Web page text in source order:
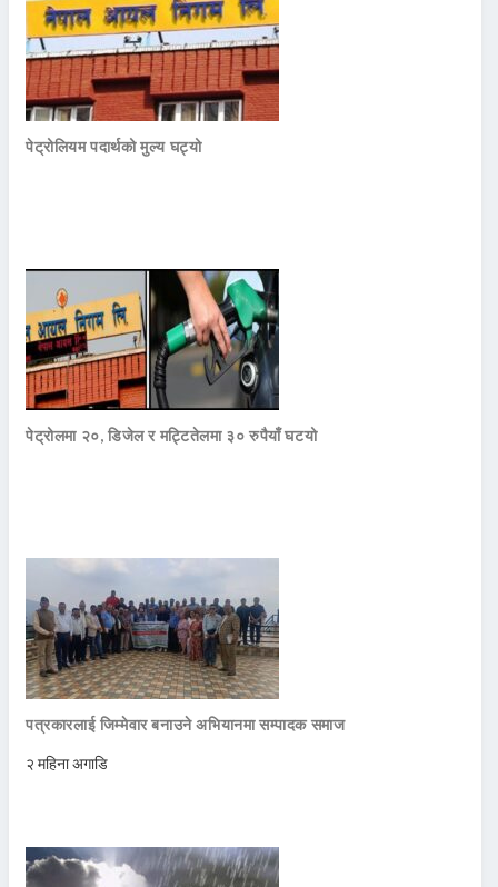
पेट्रोलियम पदार्थको मुल्य घट्यो
पेट्रोलमा २०, डिजेल र मट्टितेलमा ३० रुपैयाँ घटयो
पत्रकारलाई जिम्मेवार बनाउने अभियानमा सम्पादक समाज
२ महिना अगाडि